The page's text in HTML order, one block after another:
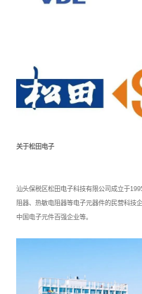
关于松田电子
汕头保税区松田电子科技有限公司成立于
阻器、热敏电阻器等电子元器件的民营科技
中国电子元件百强企业等。